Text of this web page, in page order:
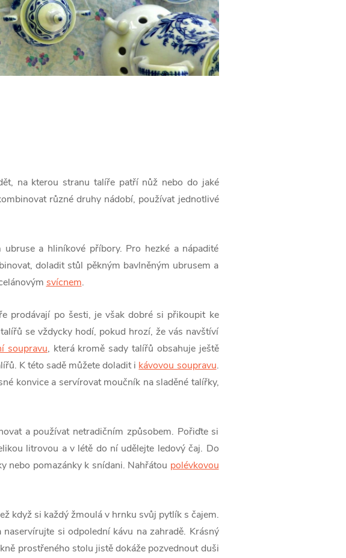
na kterou stranu talíře patří nůž nebo do jaké
různé druhy nádobí, používat jednotlivé
a hliníkové příbory. Pro hezké a nápadité
doladit stůl pěkným bavlněným ubrusem a
svícnem.
prodávají po šesti, je však dobré si přikoupit ke
se vždycky hodí, pokud hrozí, že vás navštíví
soupravu, která kromě sady talířů obsahuje ještě
K této sadě můžete doladit i kávovou soupravu.
konvice a servírovat moučník na sladěné talířky,
a používat netradičním způsobem. Pořiďte si
litrovou a v létě do ní udělejte ledový čaj. Do
nebo pomazánky k snídani. Nahřátou polévkovou
když si každý žmoulá v hrnku svůj pytlík s čajem.
si odpolední kávu na zahradě. Krásný
prostřeného stolu jistě dokáže pozvednout duši